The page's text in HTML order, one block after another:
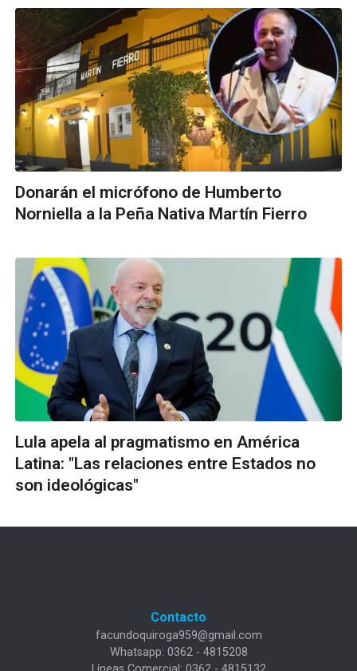
Donarán el micrófono de Humberto
Norniella a la Peña Nativa Martín Fierro
Lula apela al pragmatismo en América
Latina: "Las relaciones entre Estados no
son ideológicas"
Contacto
facundoquiroga959@gmail.com
Whatsapp: 0362 - 4815208